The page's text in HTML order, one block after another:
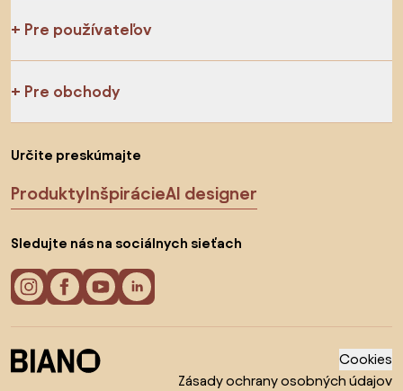
Pre používateľov
Pre obchody
Určite preskúmajte
ProduktyInšpirácieAI designer
Sledujte nás na sociálnych sieťach
Cookies
Zásady ochrany osobných údajov